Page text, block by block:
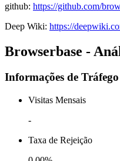
github: https://github.com/
Deep Wiki: https://
Browserbase -
Informações de
Visitas Mensais
-
Taxa de Rejeição